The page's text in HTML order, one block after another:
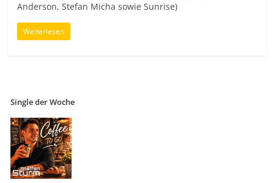
Anderson, Stefan Micha sowie Sunrise)
Weiterlesen
Single der Woche